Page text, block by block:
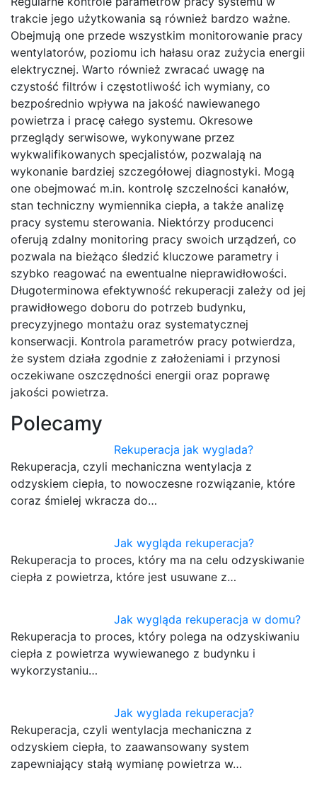
trakcie jego użytkowania są również bardzo ważne.
Obejmują one przede wszystkim monitorowanie pracy
wentylatorów, poziomu ich hałasu oraz zużycia energii
elektrycznej. Warto również zwracać uwagę na
czystość filtrów i częstotliwość ich wymiany, co
bezpośrednio wpływa na jakość nawiewanego
powietrza i pracę całego systemu. Okresowe
przeglądy serwisowe, wykonywane przez
wykwalifikowanych specjalistów, pozwalają na
wykonanie bardziej szczegółowej diagnostyki. Mogą
one obejmować m.in. kontrolę szczelności kanałów,
stan techniczny wymiennika ciepła, a także analizę
pracy systemu sterowania. Niektórzy producenci
oferują zdalny monitoring pracy swoich urządzeń, co
pozwala na bieżąco śledzić kluczowe parametry i
szybko reagować na ewentualne nieprawidłowości.
Długoterminowa efektywność rekuperacji zależy od jej
prawidłowego doboru do potrzeb budynku,
precyzyjnego montażu oraz systematycznej
konserwacji. Kontrola parametrów pracy potwierdza,
że system działa zgodnie z założeniami i przynosi
oczekiwane oszczędności energii oraz poprawę
jakości powietrza.
Polecamy
Rekuperacja jak wyglada?
Rekuperacja, czyli mechaniczna wentylacja z
odzyskiem ciepła, to nowoczesne rozwiązanie, które
coraz śmielej wkracza do…
Jak wygląda rekuperacja?
Rekuperacja to proces, który ma na celu odzyskiwanie
ciepła z powietrza, które jest usuwane z…
Jak wygląda rekuperacja w domu?
Rekuperacja to proces, który polega na odzyskiwaniu
ciepła z powietrza wywiewanego z budynku i
wykorzystaniu…
Jak wyglada rekuperacja?
Rekuperacja, czyli wentylacja mechaniczna z
odzyskiem ciepła, to zaawansowany system
zapewniający stałą wymianę powietrza w…